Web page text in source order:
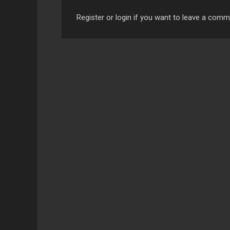
Register or login if you want to leave a